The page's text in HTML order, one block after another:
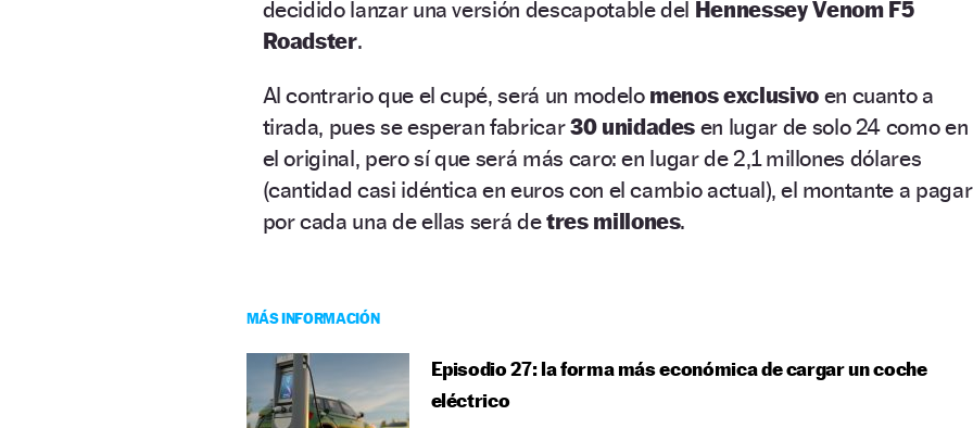
decidido lanzar una versión descapotable del Hennessey Venom F5
Roadster.
Al contrario que el cupé, será un modelo menos exclusivoen cuanto a
tirada, pues se esperan fabricar30 unidades en lugar de solo 24 como en
el original, pero sí que será más caro: en lugar de 2,1 millones dólares
(cantidad casi idéntica en euros con el cambio actual), el montante a pagar
por cada una de ellas será detres millones.
MÁS INFORMACIÓN
Episodio 27: la forma más económica de cargar un coche
eléctrico